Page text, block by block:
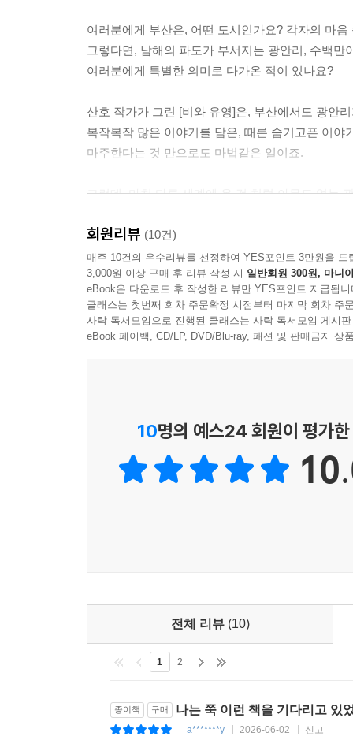
여러분에게 부산은, 어떤 도시인가요? 각자의 마
그렇다면, 남해의 파도가 부서지는 광안리, 수백만
여러분에게 특별한 의미로 다가온 적이 있나요?
산호 작가가 그린 [비와 유영]은, 부산에서도 광안
복작복작 많은 이야기를 담은, 때론 숨기고픈 이
마주한다는 것 만으로도 마법같은 일이죠.
그런데, 마치 다른 세계에 온 것 처럼 아무도 없는
도망치고 싶었던 유영과 그런 유영을 마주한 도망
[비와 유영]은 인스타그램에서 미려한 일러스트를
많은 독자들의 마음을 녹이는 따뜻한 이야기를 만
산호 작가의 고향에 대한 애정이 담긴 그림과 이야
회원리뷰 (10건)
매주 10건의 우수리뷰를 선정하여 YES포인트 3만원을 드
3,000원 이상 구매 후 리뷰 작성 시 일반회원 300원, 마니
eBook은 다운로드 후 작성한 리뷰만 YES포인트 지급됩니
클래스는 첫번째 회차 주문확정 시점부터 마지막 회차 주
사락 독서모임으로 진행된 클래스는 사락 독서모임 게시
eBook 페이백, CD/LP, DVD/Blu-ray, 패션 및 판매금지 상
10명의 예스24 회원이 평가
전체 리뷰 (10)
1 2
종이책 구매 나는 쭉 이런 책을 기다리고 있
a*******y 2026-06-02 신고